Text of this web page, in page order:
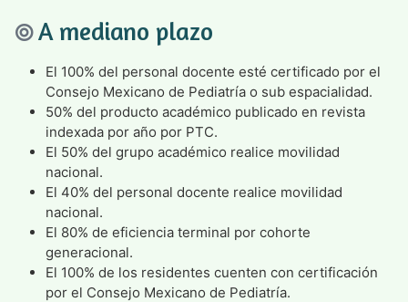
A mediano plazo
El 100% del personal docente esté certificado por el
Consejo Mexicano de Pediatría o sub espacialidad.
50% del producto académico publicado en revista
indexada por año por PTC.
El 50% del grupo académico realice movilidad
nacional.
El 40% del personal docente realice movilidad
nacional.
El 80% de eficiencia terminal por cohorte
generacional.
El 100% de los residentes cuenten con certificación
por el Consejo Mexicano de Pediatría.